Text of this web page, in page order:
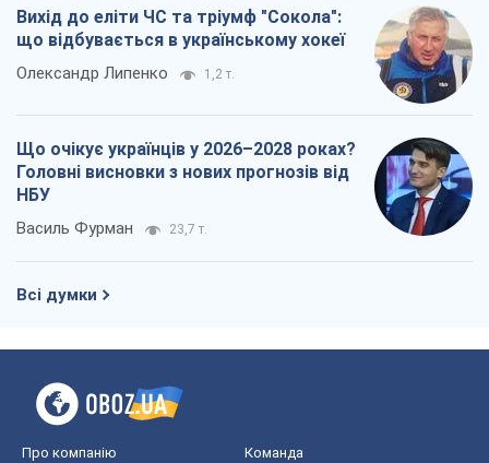
Вихід до еліти ЧС та тріумф "Сокола":
що відбувається в українському хокеї
Олександр Липенко 1,2 т.
Що очікує українців у 2026–2028 роках?
Головні висновки з нових прогнозів від
НБУ
Василь Фурман 23,7 т.
Всі думки
Про компанію Команда